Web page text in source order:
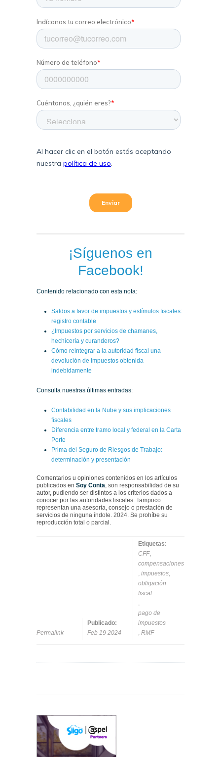
¡Síguenos en
Facebook!
Contenido relacionado con esta nota:
Saldos a favor de impuestos y estímulos fiscales:
registro contable
¿Impuestos por servicios de chamanes,
hechicería y curanderos?
Cómo reintegrar a la autoridad fiscal una
devolución de impuestos obtenida
indebidamente
Consulta nuestras últimas entradas:
Contabilidad en la Nube y sus implicaciones
fiscales
Diferencia entre tramo local y federal en la Carta
Porte
Prima del Seguro de Riesgos de Trabajo:
determinación y presentación
Comentarios u opiniones contenidos en los artículos
publicados en Soy Conta, son responsabilidad de su
autor, pudiendo ser distintos a los criterios dados a
conocer por las autoridades fiscales. Tampoco
representan una asesoría, consejo o prestación de
servicios de ninguna índole. 2024. Se prohíbe su
reproducción total o parcial.
Permalink
Publicado:
Feb 19 2024
Etiquetas:
CFF,
compensaciones
, impuestos,
obligación
fiscal
,
pago de
impuestos
, RMF